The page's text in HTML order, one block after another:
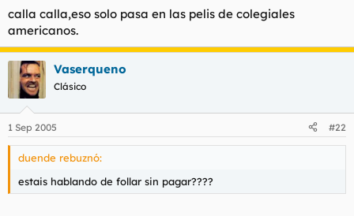
calla calla,eso solo pasa en las pelis de colegiales
americanos.
Vaserqueno
Clásico
1 Sep 2005 #22
duende rebuznó:
estais hablando de follar sin pagar????